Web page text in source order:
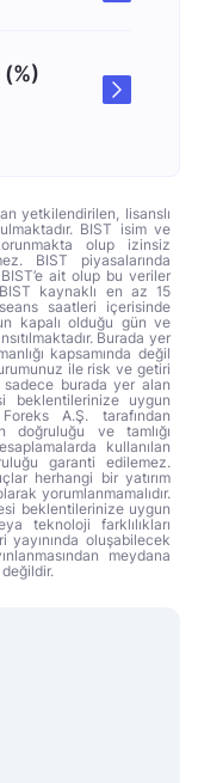
(%)
yetkilendirilen, lisanslı
BIST isim ve
olup izinsiz
BIST piyasalarında
ait olup bu veriler
kaynaklı en az 15
saatleri içerisinde
kapalı olduğu gün ve
Burada yer
kapsamında değil
ile risk ve getiri
burada yer alan
beklentilerinize uygun
A.Ş. tarafından
doğruluğu ve tamlığı
kullanılan
garanti edilemez.
herhangi bir yatırım
yorumlanmamalıdır.
beklentilerinize uygun
teknoloji farklılıkları
oluşabilecek
meydana